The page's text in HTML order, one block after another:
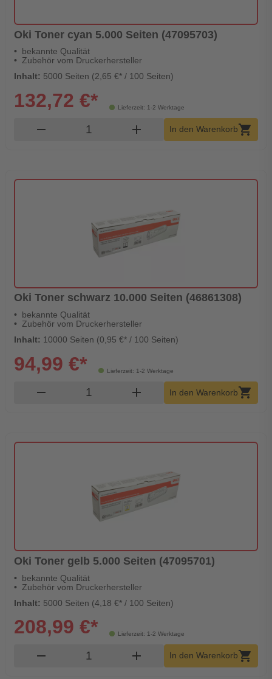
Oki Toner cyan 5.000 Seiten (47095703)
bekannte Qualität
Zubehör vom Druckerhersteller
Inhalt: 5000 Seiten (2,65 €* / 100 Seiten)
Lieferzeit: 1-2 Werktage
132,72 €*
remove Produkt Warenkorb Menge
add In den Warenkorbshopping_cart
Oki Toner schwarz 10.000 Seiten (46861308)
bekannte Qualität
Zubehör vom Druckerhersteller
Inhalt: 10000 Seiten (0,95 €* / 100 Seiten)
Lieferzeit: 1-2 Werktage
94,99 €*
remove Produkt Warenkorb Menge
add In den Warenkorbshopping_cart
Oki Toner gelb 5.000 Seiten (47095701)
bekannte Qualität
Zubehör vom Druckerhersteller
Inhalt: 5000 Seiten (4,18 €* / 100 Seiten)
Lieferzeit: 1-2 Werktage
208,99 €*
remove Produkt Warenkorb Menge
add In den Warenkorbshopping_cart